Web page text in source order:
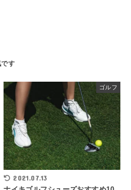
ゴルフ
2021.07.13